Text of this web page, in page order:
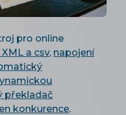
pro online
a csv, napojení
překladač
konkurence.